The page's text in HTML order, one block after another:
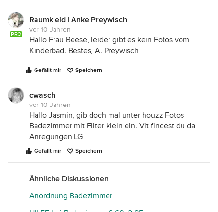
PRO
Raumkleid | Anke Preywisch
vor 10 Jahren
Hallo Frau Beese, leider gibt es kein Fotos vom
Kinderbad. Bestes, A. Preywisch
Gefällt mir Speichern
cwasch
vor 10 Jahren
Hallo Jasmin, gib doch mal unter houzz Fotos
Badezimmer mit Filter klein ein. Vlt findest du da
Anregungen LG
Gefällt mir Speichern
Ähnliche Diskussionen
Anordnung Badezimmer